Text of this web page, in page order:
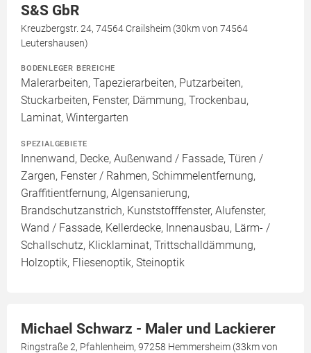
S&S GbR
Kreuzbergstr. 24, 74564 Crailsheim (30km von 74564
Leutershausen)
BODENLEGER BEREICHE
Malerarbeiten, Tapezierarbeiten, Putzarbeiten,
Stuckarbeiten, Fenster, Dämmung, Trockenbau,
Laminat, Wintergarten
SPEZIALGEBIETE
Innenwand, Decke, Außenwand / Fassade, Türen /
Zargen, Fenster / Rahmen, Schimmelentfernung,
Graffitientfernung, Algensanierung,
Brandschutzanstrich, Kunststofffenster, Alufenster,
Wand / Fassade, Kellerdecke, Innenausbau, Lärm- /
Schallschutz, Klicklaminat, Trittschalldämmung,
Holzoptik, Fliesenoptik, Steinoptik
Michael Schwarz - Maler und Lackierer
Ringstraße 2, Pfahlenheim, 97258 Hemmersheim (33km von